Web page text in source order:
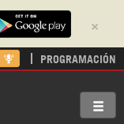
×
PROGRAMACIÓN